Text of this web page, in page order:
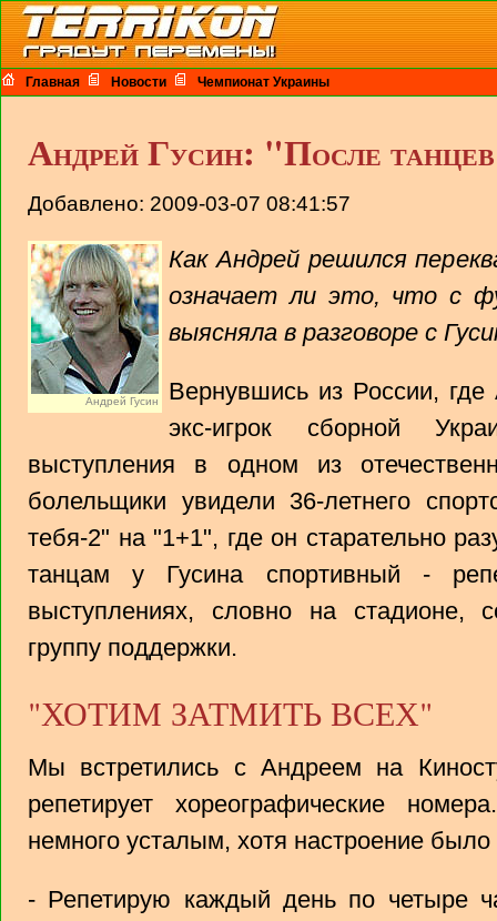
Главная Новости Чемпионат Украины
Андрей Гусин: "После
Добавлено: 2009-03-07 08:41:57
Андрей Гусин
Как Андрей решился
означает ли это, что с
выясняла в разговоре с
Вернувшись из России,
экс-игрок сборной
выступления в одном из
болельщики увидели 36-летнего
тебя-2" на "1+1", где он старательно
танцам у Гусина спортивный -
выступлениях, словно на стадионе,
группу поддержки.
"ХОТИМ ЗАТМИТЬ ВСЕХ"
Мы встретились с Андреем на
репетирует хореографические
немного усталым, хотя настроение
- Репетирую каждый день по четыре